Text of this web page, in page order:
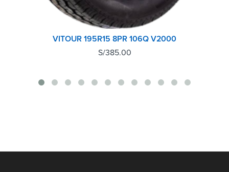
VITOUR 195R15 8PR 106Q V2000
S/385.00